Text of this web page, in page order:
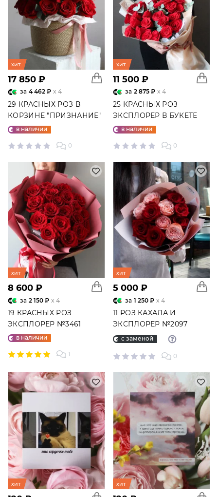
хит
17 850 ₽
за 4 462 ₽ x 4
29 КРАСНЫХ РОЗ В
КОРЗИНЕ "ПРИЗНАНИЕ"
№2358
в наличии
0
хит
11 500 ₽
за 2 875 ₽ x 4
25 КРАСНЫХ РОЗ
ЭКСПЛОРЕР В БУКЕТЕ
"ЛЮБИМОЙ" №6876
в наличии
0
хит
8 600 ₽
за 2 150 ₽ x 4
19 КРАСНЫХ РОЗ
ЭКСПЛОРЕР №3461
в наличии
1
хит
5 000 ₽
за 1 250 ₽ x 4
11 РОЗ КАХАЛА И
ЭКСПЛОРЕР №2097
с заменой
0
хит хит